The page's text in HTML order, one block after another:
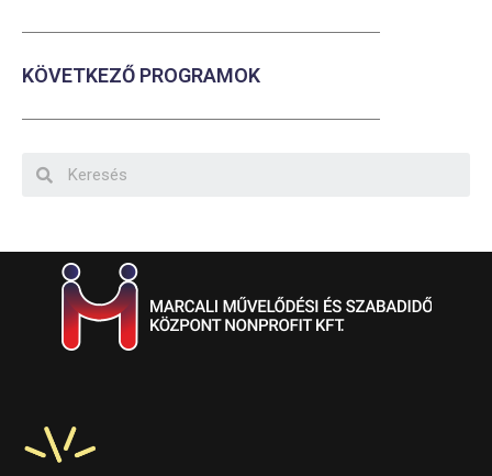
KÖVETKEZŐ PROGRAMOK